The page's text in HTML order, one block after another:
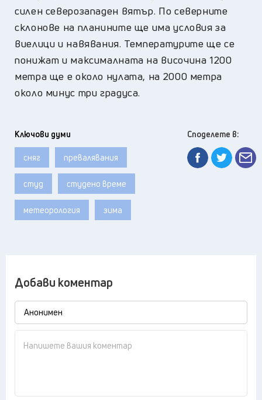
силен северозападен вятър. По северните
склонове на планините ще има условия за
виелици и навявания. Температурите ще се
понижат и максималната на височина 1200
метра ще е около нулата, на 2000 метра
около минус три градуса.
Ключови думи
сняг превалявания
студ студено време
метеорология зима
Споделете в:
Добави коментар